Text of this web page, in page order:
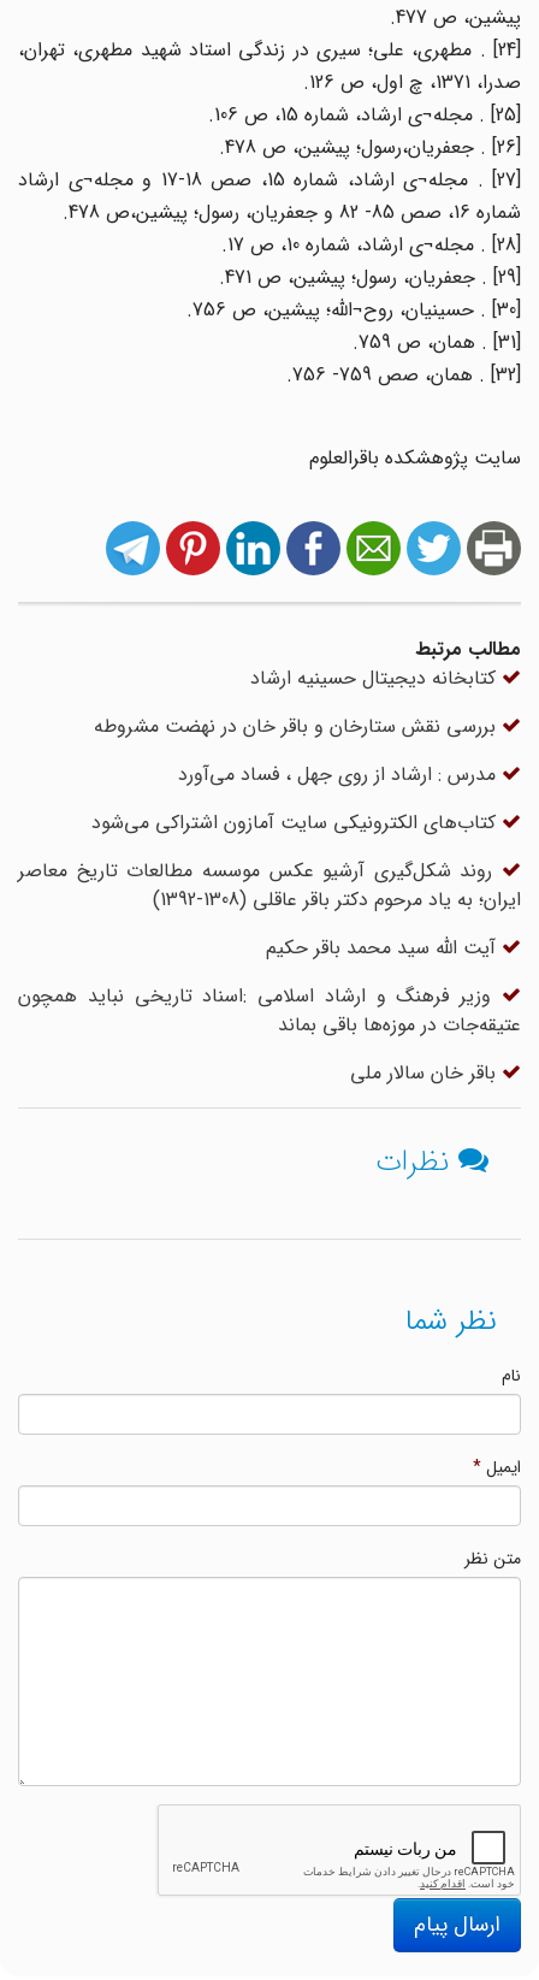
پیشین، ص 477.
[24] . مطهری، علی؛ سیری در زندگی استاد شهید مطهری، تهران،
صدرا، 1371، چ اول، ص 126.
[27] . مجله¬ی ارشاد، شماره 15، صص 18-17 و مجله¬ی ارشاد
شماره 16، صص 85- 82 و جعفریان، رسول؛ پیشین،ص 478.
سایت پژوهشکده باقرالعلوم
مطالب مرتبط
کتابخانه دیجیتال حسینیه ارشاد
بررسی نقش ستارخان و باقر خان در نهضت مشروطه
مدرس : ارشاد از روی جهل ، فساد می‌آورد
کتاب‌های الکترونیکی سایت آمازون اشتراکی می‌شود
روند شکل‌گیری آرشیو عکس موسسه مطالعات تاریخ معاصر
ایران؛ به یاد مرحوم دکتر باقر عاقلی (1308-1392)
آیت الله سید محمد باقر حکیم
وزیر فرهنگ و ارشاد اسلامی :اسناد تاریخی نباید همچون
عتیقه‌جات در موزه‌ها باقی بماند
باقر خان سالار ملی
نظرات
نظر شما
ایمیل*
متن نظر
ارسال پیام